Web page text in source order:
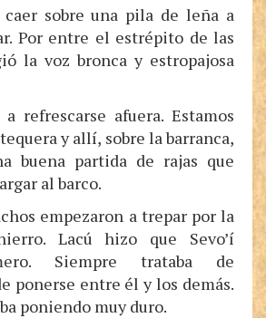
caer sobre una pila de leña a
Por entre el estrépito de las
la voz bronca y estropajosa
refrescarse afuera. Estamos
y allí, sobre la barranca,
buena partida de rajas que
al barco.
empezaron a trepar por la
Lacú hizo que Sevo’í
Siempre trataba de
ponerse entre él y los demás.
poniendo muy duro.